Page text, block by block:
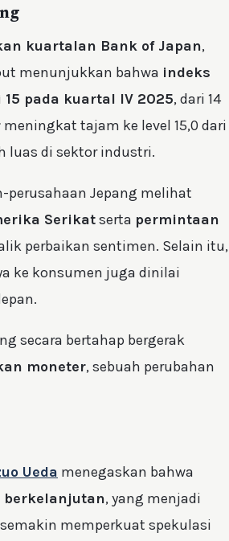
kuartalan Bank of Japan,
menunjukkan bahwa indeks
pada kuartal IV 2025, dari 14
meningkat tajam ke level 15,0 dari
luas di sektor industri.
perusahaan Jepang melihat
Serikatserta permintaan
perbaikan sentimen. Selain itu,
ke konsumen juga dinilai
secara bertahap bergerak
moneter, sebuah perubahan
Ueda menegaskan bahwa
, yang menjadi
memperkuat spekulasi